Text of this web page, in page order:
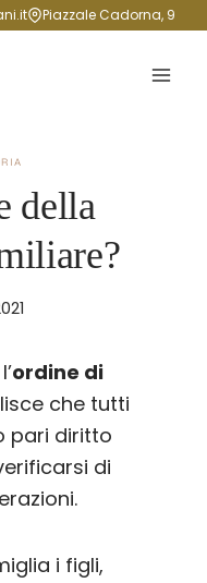
Piazzale Cadorna, 9
della
ordine di
che tutti
pari diritto
di
i figli,